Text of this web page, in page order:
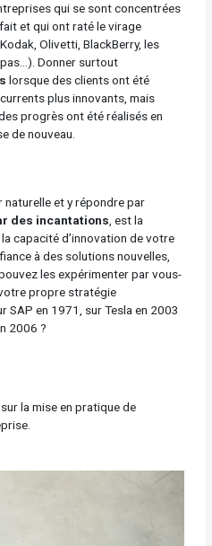
qui se sont concentrées
et qui ont raté le virage
Olivetti, BlackBerry, les
Donner surtout
lorsque des clients ont été
plus innovants, mais
progrès ont été réalisés en
de nouveau.
naturelle et y répondre par
des incantations , est la
capacité d’innovation de votre
à des solutions nouvelles,
les expérimenter par vous-
propre stratégie
SAP en 1971, sur Tesla en 2003
2006 ?
la mise en pratique de